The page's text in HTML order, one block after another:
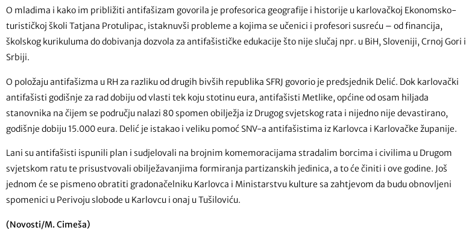
O mladima i kako im približiti antifašizam govorila je profesorica geografije i historije u karlovačkoj Ekonomsko-
turističkoj školi Tatjana Protulipac, istaknuvši probleme a kojima se učenici i profesori susreću – od financija,
školskog kurikuluma do dobivanja dozvola za antifašističke edukacije što nije slučaj npr. u BiH, Sloveniji, Crnoj Gori i
Srbiji.
O položaju antifašizma u RH za razliku od drugih bivših republika SFRJ govorio je predsjednik Delić. Dok karlovački
antifašisti godišnje za rad dobiju od vlasti tek koju stotinu eura, antifašisti Metlike, općine od osam hiljada
stanovnika na čijem se području nalazi 80 spomen obilježja iz Drugog svjetskog rata i nijedno nije devastirano,
godišnje dobiju 15.000 eura. Delić je istakao i veliku pomoć SNV-a antifašistima iz Karlovca i Karlovačke županije.
Lani su antifašisti ispunili plan i sudjelovali na brojnim komemoracijama stradalim borcima i civilima u Drugom
svjetskom ratu te prisustvovali obilježavanjima formiranja partizanskih jedinica, a to će činiti i ove godine. Još
jednom će se pismeno obratiti gradonačelniku Karlovca i Ministarstvu kulture sa zahtjevom da budu obnovljeni
spomenici u Perivoju slobode u Karlovcu i onaj u Tušiloviću.
(Novosti/M. Cimeša)